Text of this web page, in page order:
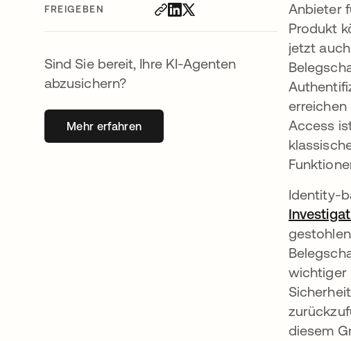
FREIGEBEN
Sind Sie bereit, Ihre KI-Agenten
abzusichern?
Mehr erfahrenwird in einer neuen Registerkarte geöffnet
Anbieter
Produkt
jetzt
erreichen
Access
Identity-
wichtiger
diesem